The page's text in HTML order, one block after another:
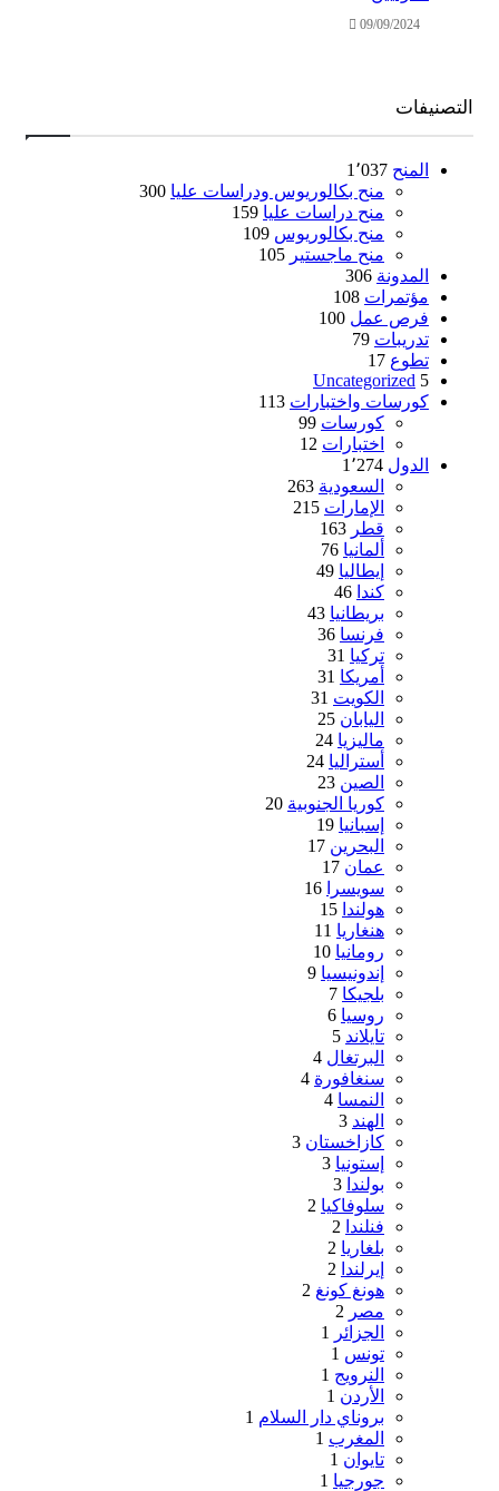
1٬037
منح بكالوريوس ودراسات عليا 300
منح دراسات عليا 159
منح بكالوريوس 109
منح ماجستير 105
المدونة
306
مؤتمرات 108
فرص عمل 100
تدريبات
79
17
Uncategorized
كورسات واختبارات 113
كورسات 99
اختبارات
12
1٬274
السعودية
263
الإمارات
215
163
76
إيطاليا
49
46
بريطانيا
43
فرنسا
36
31
أمريكا
31
الكويت
31
اليابان
25
ماليزيا
24
أستراليا
24
الصين
23
كوريا الجنوبية 20
إسبانيا
19
البحرين
17
17
سويسرا
16
هولندا 15
هنغاريا
11
رومانيا
10
إندونيسيا
9
بلجيكا 7
روسيا 6
5
البرتغال
4
سنغافورة 4
النمسا
3
كازاخستان 3
إستونيا
3
سلوفاكيا 2
2
بلغاريا 2
إيرلندا 2
هونغ كونغ 2
2
الجزائر
1
النرويج
الأردن
بروناي دار السلام
المغرب
1
1
جورجيا
1